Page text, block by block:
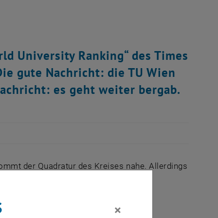
University Ranking“ des Times
gute Nachricht: die TU Wien
es geht weiter bergab.
der Quadratur des Kreises nahe. Allerdings
×